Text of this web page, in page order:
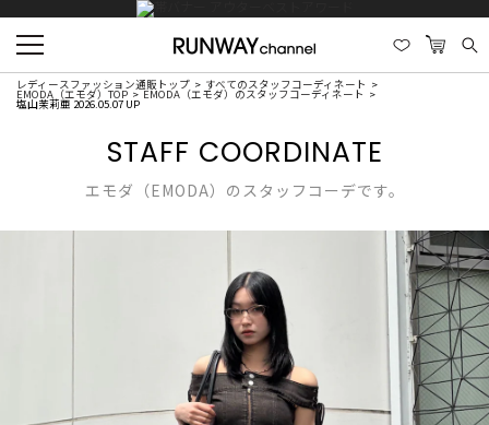
レディースファッション通販トップ すべてのスタッフコーディネート
EMODA（エモダ）TOP EMODA（エモダ）のスタッフコーディネート
塩山茉莉亜 2026.05.07 UP
STAFF COORDINATE
エモダ（EMODA）のスタッフコーデです。